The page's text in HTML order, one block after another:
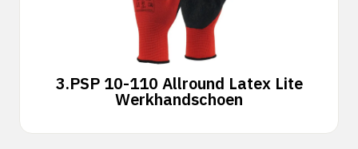
3.PSP 10-110 Allround Latex Lite
Werkhandschoen